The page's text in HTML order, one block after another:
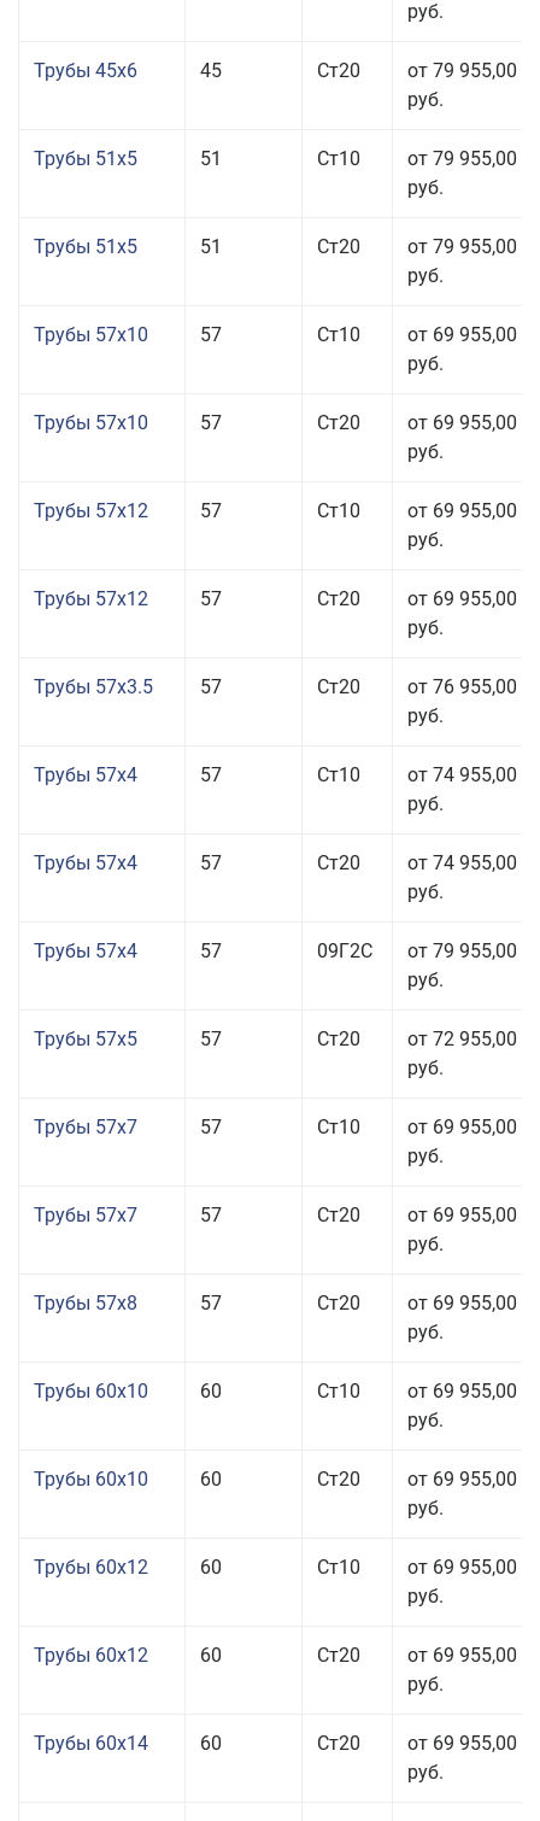
руб.
Трубы 45x6 45 Ст20
от 79 955,00
руб.
Трубы 51x5 51 Ст10
от 79 955,00
руб.
Трубы 51x5 51 Ст20
от 79 955,00
руб.
Трубы 57x10 57 Ст10
от 69 955,00
руб.
Трубы 57x10 57 Ст20
от 69 955,00
руб.
Трубы 57x12 57 Ст10
от 69 955,00
руб.
Трубы 57x12 57 Ст20
от 69 955,00
руб.
Трубы 57x3.5 57 Ст20
от 76 955,00
руб.
Трубы 57x4 57 Ст10
от 74 955,00
руб.
Трубы 57x4 57 Ст20
от 74 955,00
руб.
Трубы 57x4 57 09Г2С
от 79 955,00
руб.
Трубы 57x5 57 Ст20
от 72 955,00
руб.
Трубы 57x7 57 Ст10
от 69 955,00
руб.
Трубы 57x7 57 Ст20
от 69 955,00
руб.
Трубы 57x8 57 Ст20
от 69 955,00
руб.
Трубы 60x10 60 Ст10
от 69 955,00
руб.
Трубы 60x10 60 Ст20
от 69 955,00
руб.
Трубы 60x12 60 Ст10
от 69 955,00
руб.
Трубы 60x12 60 Ст20
от 69 955,00
руб.
Трубы 60x14 60 Ст20
от 69 955,00
руб.